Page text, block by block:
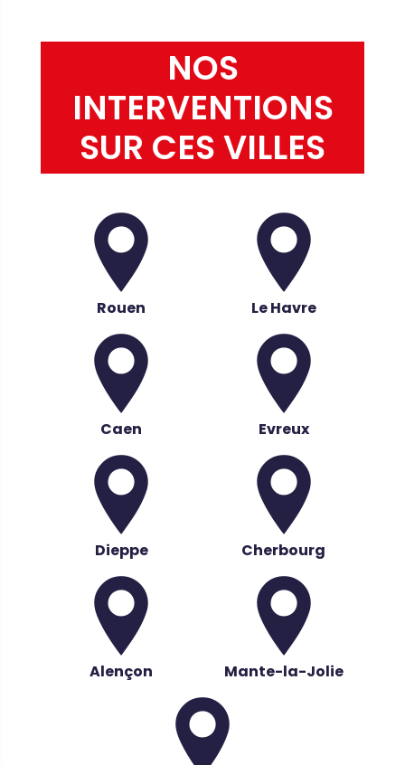
NOS
INTERVENTIONS
SUR CES VILLES
Rouen Le Havre
Caen Evreux
Dieppe Cherbourg
Alençon Mante-la-Jolie